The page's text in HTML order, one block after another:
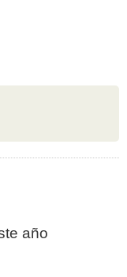
año